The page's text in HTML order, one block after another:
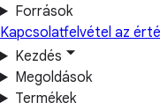
Források
Kapcsolatfelvétel az
Kezdés
Megoldások
Termékek